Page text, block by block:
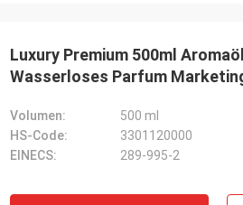
Luxury Premium 500ml
Wasserloses Parfum
Volumen:
500 ml
HS-Code:
3301120000
EINECS:
289-995-2